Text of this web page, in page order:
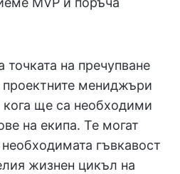
точката на пречупване
мениджъри
кога ще са необходими
на екипа. Те могат
гъвкавост
жизнен цикъл на